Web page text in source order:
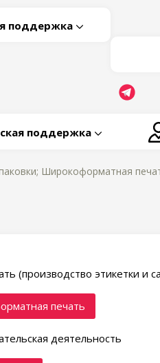
поддержка
поддержка
Широкоформатная
(производство этикетки и
печать
деятельность